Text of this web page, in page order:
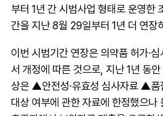
부터 1년 간 시범사업 형태로 운영한
간을 지난 8월 29일부터 1년 더 연장
이번 시범기간 연장은 의약품 허가·
서 개정에 따른 것으로, 지난 1년 동
상은 ▲안전성·유효성 심사자료 ▲
대상 여부에 관한 자료에 한정했으나